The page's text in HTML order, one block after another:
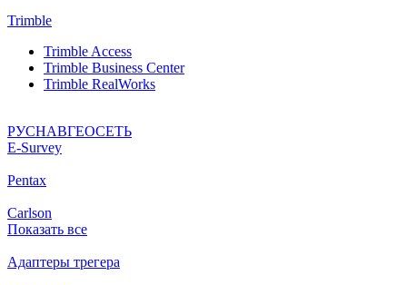
Trimble
Trimble Access
Trimble Business Center
Trimble RealWorks
РУСНАВГЕОСЕТЬ
Е-Survey
Pentax
Carlson
Показать все
Адаптеры трегера